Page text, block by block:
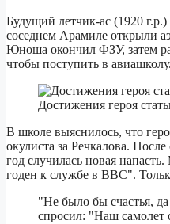
Будущий летчик-ас (1920 г.р.)
соседнем Арамиле открыли
Юноша окончил ФЗУ, затем
чтобы поступить в авиашколу.
Достижения героя
В школе выяснилось, что
окулиста за Речкалова.
год случилась новая
годен к службе в ВВС".
"Не было бы счастья,
спросил: "Наш самолет